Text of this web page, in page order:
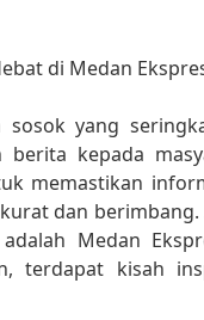
di Medan
sosok yang
berita kepada
memastikan
dan
Medan
terdapat kisah